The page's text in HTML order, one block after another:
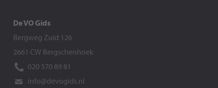
De VO Gids
Bergweg Zuid 126
2661 CW Bergschenhoek
020 570 89 81
info@devogids.nl